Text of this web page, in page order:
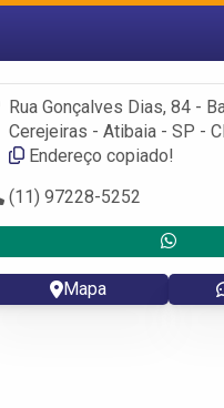
Fazer login
Criar conta
Rua Gonçalves Dias, 84 -
Cerejeiras - Atibaia - SP -
Endereço copiado!
(11) 97228-5252
Mapa